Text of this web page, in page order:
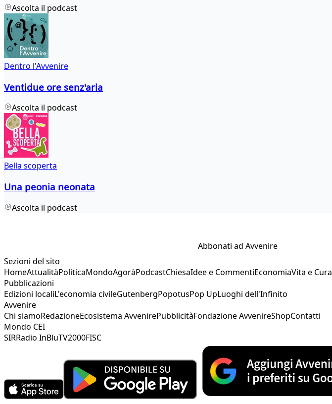
Ascolta il podcast
Dentro l'Avvenire
Ventidue ore senz'aria
Ascolta il podcast
Bella scoperta
Una peonia neonata
Ascolta il podcast
Abbonati ad Avvenire
Sezioni del sito
HomeAttualitàPoliticaMondoAgoràPodcastChiesaIdee e CommentiEconomiaVita e Cura
Pubblicazioni
Edizioni localiL'economia civileGutenbergPopotusPop UpLuoghi dell'Infinito
Avvenire
Chi siamoRedazioneEcosistema AvvenirePubblicitàFondazione AvvenireShopContatti
Mondo CEI
SIRRadio InBluTV2000FISC